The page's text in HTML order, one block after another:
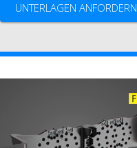
UNTERLAGEN ANFORDERN